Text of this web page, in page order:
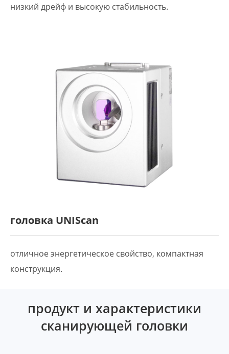
низкий дрейф и высокую стабильность.
головка UNIScan
отличное энергетическое свойство, компактная
конструкция.
продукт и характеристики
сканирующей головки